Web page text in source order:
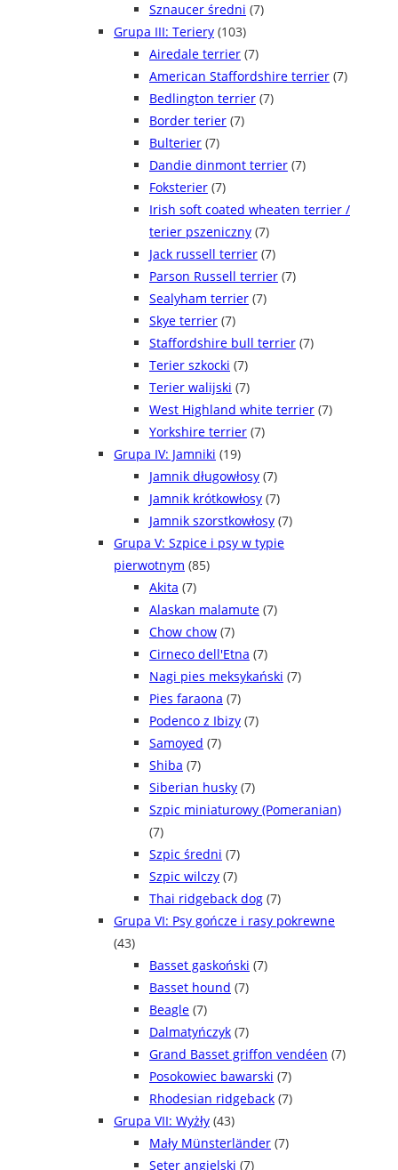
Sznaucer średni (7)
Grupa III: Teriery (103)
Airedale terrier (7)
American Staffordshire terrier (7)
Bedlington terrier (7)
Border terier (7)
Bulterier (7)
Dandie dinmont terrier (7)
Foksterier (7)
Irish soft coated wheaten terrier /
terier pszeniczny (7)
Jack russell terrier (7)
Parson Russell terrier (7)
Sealyham terrier (7)
Skye terrier (7)
Staffordshire bull terrier (7)
Terier szkocki (7)
Terier walijski (7)
West Highland white terrier (7)
Yorkshire terrier (7)
Grupa IV: Jamniki (19)
Jamnik długowłosy (7)
Jamnik krótkowłosy (7)
Jamnik szorstkowłosy (7)
Grupa V: Szpice i psy w typie
pierwotnym (85)
Akita (7)
Alaskan malamute (7)
Chow chow (7)
Cirneco dell'Etna (7)
Nagi pies meksykański (7)
Pies faraona (7)
Podenco z Ibizy (7)
Samoyed (7)
Shiba (7)
Siberian husky (7)
Szpic miniaturowy (Pomeranian)
(7)
Szpic średni (7)
Szpic wilczy (7)
Thai ridgeback dog (7)
Grupa VI: Psy gończe i rasy pokrewne
(43)
Basset gaskoński (7)
Basset hound (7)
Beagle (7)
Dalmatyńczyk (7)
Grand Basset griffon vendéen (7)
Posokowiec bawarski (7)
Rhodesian ridgeback (7)
Grupa VII: Wyżły (43)
Mały Münsterländer (7)
Seter angielski (7)